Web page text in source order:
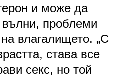
и може да
проблеми
влагалището. „С
става все
секс, но той